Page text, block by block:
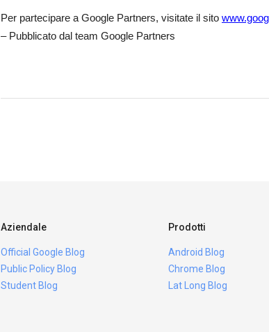
Per partecipare a Google Partners, visitate il sito
‒ Pubblicato dal team Google Partners
Aziendale
Official Google Blog
Public Policy Blog
Student Blog
Prodotti
Android Blog
Chrome Blog
Lat Long Blog